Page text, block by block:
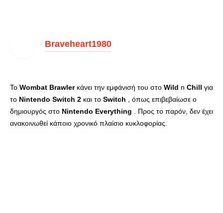
Braveheart1980
Το Wombat Brawlerκάνει την εμφάνισή του στο Wild n Chill για
το Nintendo Switch 2 και το Switch , όπως επιβεβαίωσε ο
δημιουργός στο Nintendo Everything . Προς το παρόν, δεν έχει
ανακοινωθεί κάποιο χρονικό πλαίσιο κυκλοφορίας.